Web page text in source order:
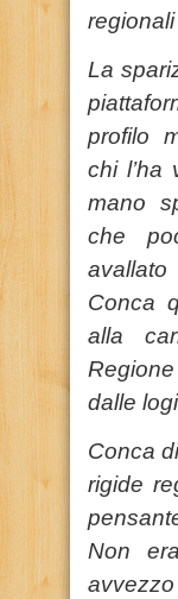
La
profilo
chi l’ha
mano
che
Conca
alla
dalle
Conca
rigide
Non